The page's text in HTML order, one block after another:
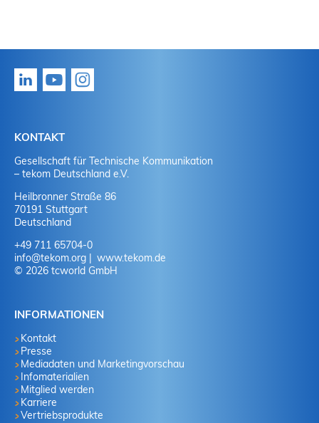
KONTAKT
Gesellschaft für Technische Kommunikation
– tekom Deutschland e.V.
Heilbronner Straße 86
70191 Stuttgart
Deutschland
+49 711 65704-0
info@tekom.org
www.tekom.de
© 2026 tcworld GmbH
INFORMATIONEN
Kontakt
Presse
Mediadaten und Marketingvorschau
Infomaterialien
Mitglied werden
Karriere
Vertriebsprodukte